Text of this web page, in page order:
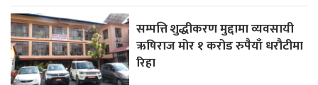
सम्पत्ति शुद्धीकरण मुद्दामा व्यवसायी
ऋषिराज मोर १ करोड रुपैयाँ धरौटीमा
रिहा